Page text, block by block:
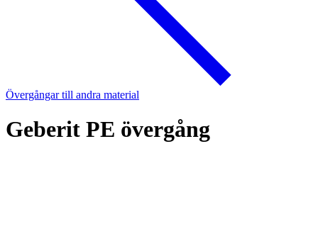
Övergångar till andra material
Geberit PE övergång